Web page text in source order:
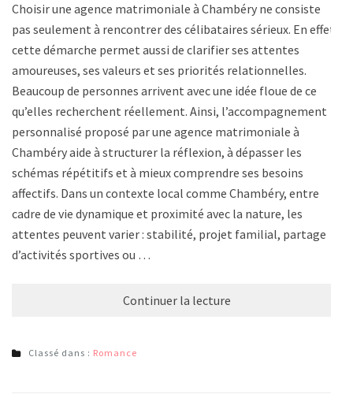
Choisir une agence matrimoniale à Chambéry ne consiste
pas seulement à rencontrer des célibataires sérieux. En effet,
cette démarche permet aussi de clarifier ses attentes
amoureuses, ses valeurs et ses priorités relationnelles.
Beaucoup de personnes arrivent avec une idée floue de ce
qu’elles recherchent réellement. Ainsi, l’accompagnement
personnalisé proposé par une agence matrimoniale à
Chambéry aide à structurer la réflexion, à dépasser les
schémas répétitifs et à mieux comprendre ses besoins
affectifs. Dans un contexte local comme Chambéry, entre
cadre de vie dynamique et proximité avec la nature, les
attentes peuvent varier : stabilité, projet familial, partage
d’activités sportives ou …
Continuer la lecture
Classé dans : Romance